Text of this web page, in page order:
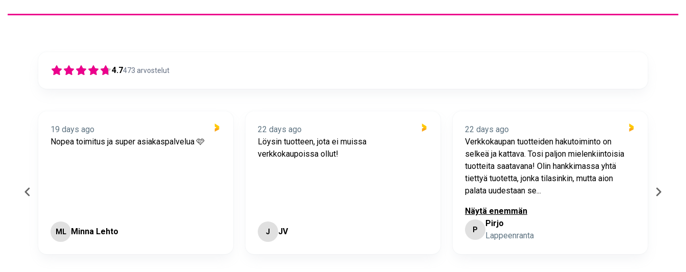
4.7473 arvostelut
19 days ago
Nopea toimitus ja super asiakaspalvelua 🩷
ML Minna Lehto
22 days ago
Löysin tuotteen, jota ei muissa
verkkokaupoissa ollut!
J JV
22 days ago
Verkkokaupan tuotteiden hakutoiminto on
selkeä ja kattava. Tosi paljon mielenkiintoisia
tuotteita saatavana! Olin hankkimassa yhtä
tiettyä tuotetta, jonka tilasinkin, mutta aion
palata uudestaan se...
Näytä enemmän
P
Pirjo
Lappeenranta